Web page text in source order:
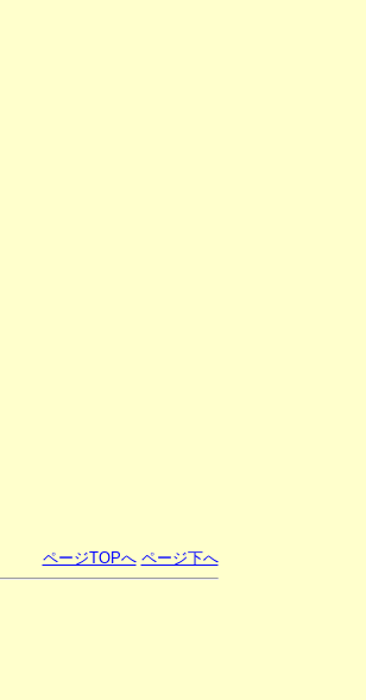
ページTOPへ ページ下へ